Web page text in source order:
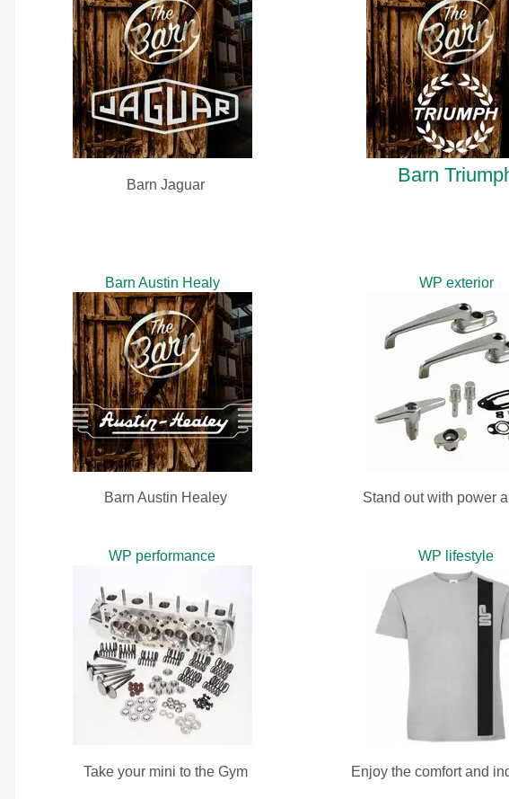
Barn Jaguar Barn
Barn Austin Healy
Barn Austin Healey
WP exterior
Stand out with power
WP performance
Take your mini to the Gym
WP lifestyle
Enjoy the comfort and